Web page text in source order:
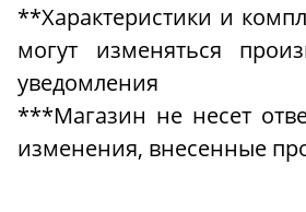
**Характеристики и
могут изменяться
уведомления
***Магазин не несет
изменения, внесенные